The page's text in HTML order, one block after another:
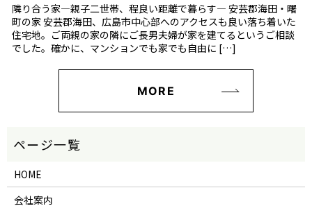
隣り合う家―親子二世帯、程良い距離で暮らす― 安芸郡海田・曙
町の家 安芸郡海田、広島市中心部へのアクセスも良い落ち着いた
住宅地。ご両親の家の隣にご長男夫婦が家を建てるというご相談
でした。確かに、マンションでも家でも自由に […]
MORE
HOME
会社案内